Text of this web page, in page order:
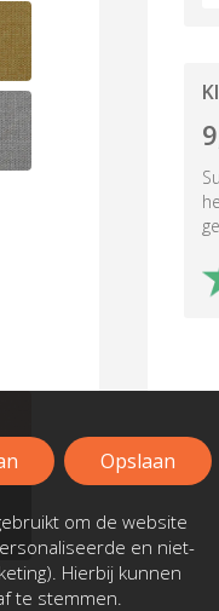
om de website
en niet-
Hierbij kunnen
te stemmen.
Opslaan